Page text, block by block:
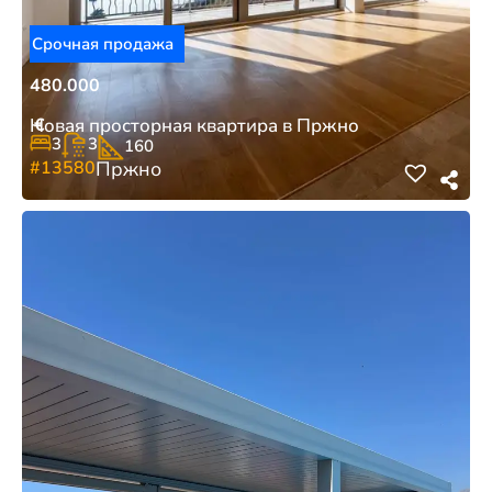
480.000
€
Новая просторная квартира в Пржно
3 3 160
#13580Пржно
Срочная продажа